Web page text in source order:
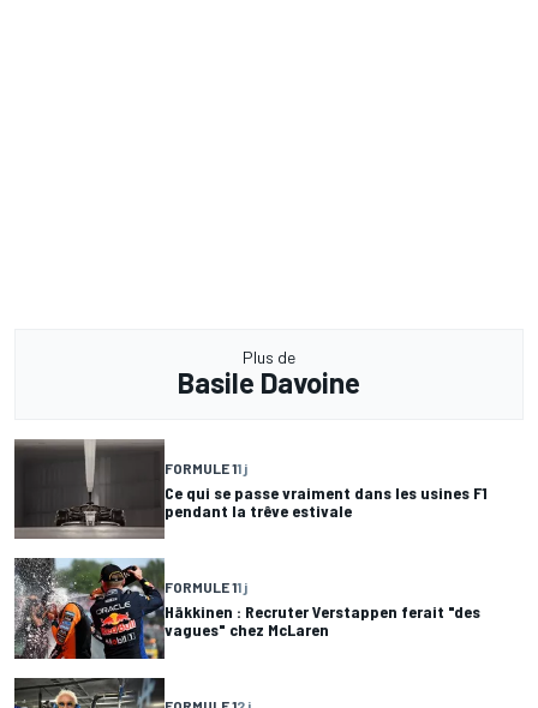
Plus de
Basile Davoine
FORMULE 11 j
Ce qui se passe vraiment dans les usines F1
pendant la trêve estivale
FORMULE 11 j
Häkkinen : Recruter Verstappen ferait "des
vagues" chez McLaren